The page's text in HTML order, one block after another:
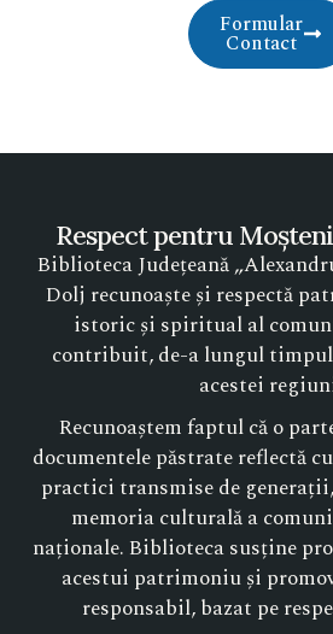
Formular
Contact
Respect pentru
Biblioteca Județeană
Dolj recunoaște și respectă
istoric și spiritual al
contribuit, de-a lungul
acestei
Recunoaștem faptul că o
documentele păstrate reflectă
practici transmise de
memoria culturală a
naționale. Biblioteca susține
acestui patrimoniu și
responsabil, bazat pe